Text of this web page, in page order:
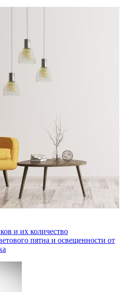
и их количество
пятна и освещенности от